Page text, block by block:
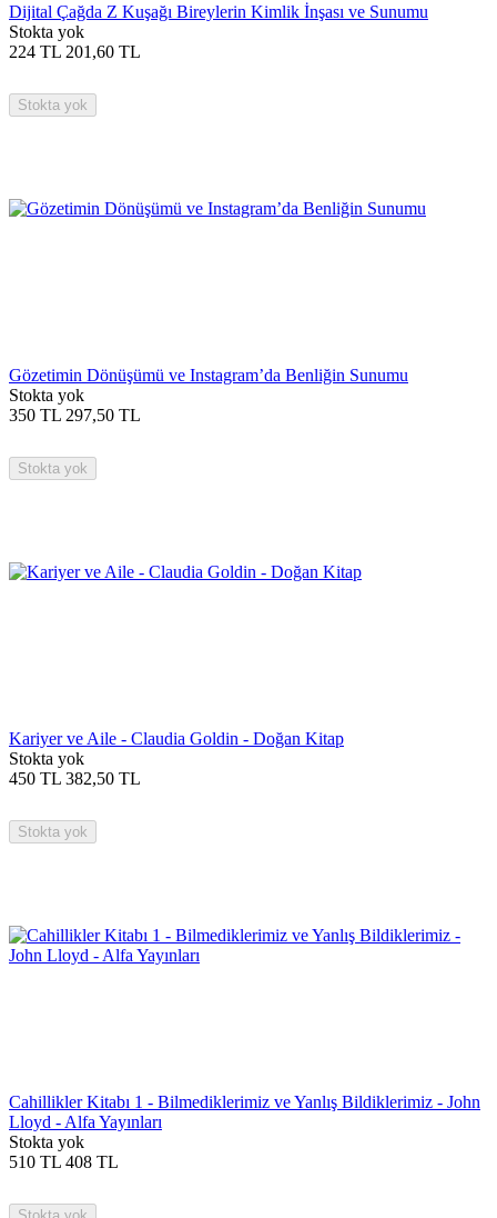
Dijital Çağda Z Kuşağı Bireylerin Kimlik İnşası ve Sunumu
Stokta yok
224 TL 201,60 TL
Stokta yok
Gözetimin Dönüşümü ve Instagram’da Benliğin Sunumu
Stokta yok
350 TL 297,50 TL
Stokta yok
Kariyer ve Aile - Claudia Goldin - Doğan Kitap
Stokta yok
450 TL 382,50 TL
Stokta yok
Cahillikler Kitabı 1 - Bilmediklerimiz ve Yanlış Bildiklerimiz - John
Lloyd - Alfa Yayınları
Stokta yok
510 TL 408 TL